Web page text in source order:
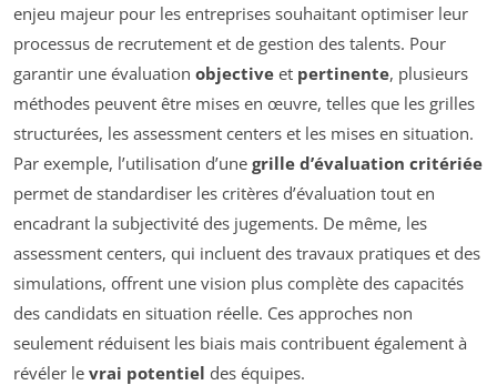
enjeu majeur pour les entreprises souhaitant optimiser leur
processus de recrutement et de gestion des talents. Pour
garantir une évaluation objective et pertinente, plusieurs
méthodes peuvent être mises en œuvre, telles que les grilles
structurées, les assessment centers et les mises en situation.
Par exemple, l’utilisation d’une grille d’évaluation critériée
permet de standardiser les critères d’évaluation tout en
encadrant la subjectivité des jugements. De même, les
assessment centers, qui incluent des travaux pratiques et des
simulations, offrent une vision plus complète des capacités
des candidats en situation réelle. Ces approches non
seulement réduisent les biais mais contribuent également à
révéler le vrai potentiel des équipes.